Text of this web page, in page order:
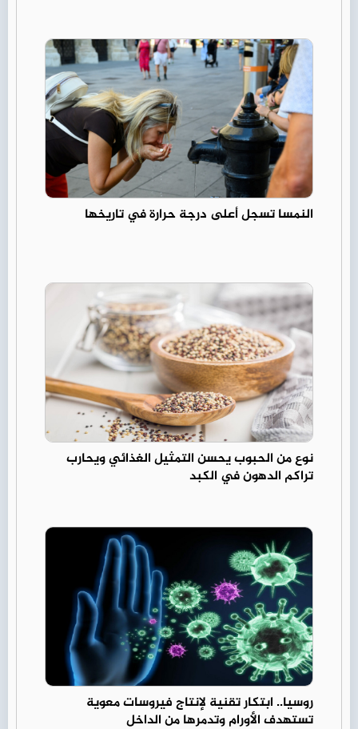
النمسا تسجل أعلى درجة حرارة في تاريخها
نوع من الحبوب يحسن التمثيل الغذائي ويحارب
تراكم الدهون في الكبد
روسيا.. ابتكار تقنية لإنتاج فيروسات معوية
تستهدف الأورام وتدمرها من الداخل